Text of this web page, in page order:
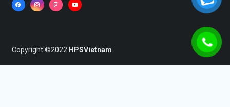
Copyright ©2022 HPSVietnam